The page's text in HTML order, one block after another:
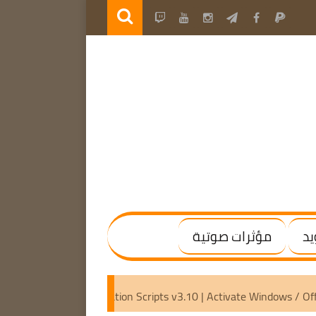
مؤثرات صوتية
Microsoft Activation Scripts v3.10 | Activate